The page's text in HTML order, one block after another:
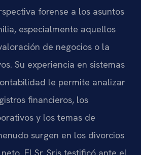
forense a los asuntos
especialmente aquellos
de negocios o la
Su experiencia en sistemas
le permite analizar
financieros, los
y los temas de
surgen en los divorcios
El Sr. Sris testificó ante el